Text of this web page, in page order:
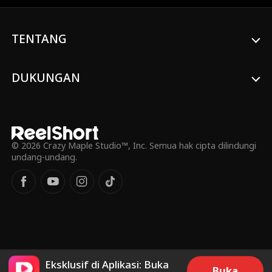
TENTANG
DUKUNGAN
© 2026 Crazy Maple Studio™, Inc. Semua hak cipta dilindungi
undang-undang.
Eksklusif di Aplikasi: Buka